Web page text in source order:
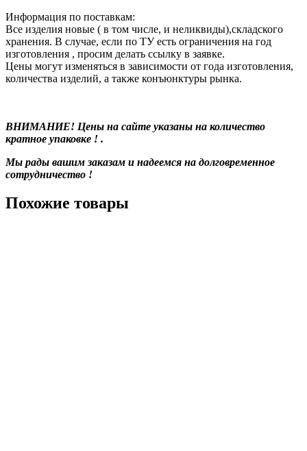
Информация по поставкам:
Все изделия новые ( в том числе, и неликвиды),складского
хранения. В случае, если по ТУ есть ограничения на год
изготовления , просим делать ссылку в заявке.
Цены могут изменяться в зависимости от года изготовления,
количества изделий, а также конъюнктуры рынка.
ВНИМАНИЕ! Цены на сайте указаны на количество
кратное упаковке ! .
Мы рады вашим заказам и надеемся на долговременное
сотрудничество !
Похожие товары